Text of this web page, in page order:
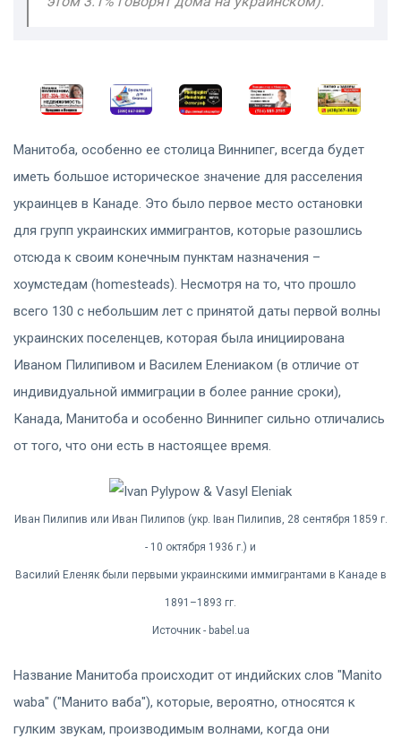
Манитоба, особенно ее столица Виннипег, всегда будет
иметь большое историческое значение для расселения
украинцев в Канаде. Это было первое место остановки
для групп украинских иммигрантов, которые разошлись
отсюда к своим конечным пунктам назначения –
хоумстедам (homesteads). Несмотря на то, что прошло
всего 130 c небольшим лет c принятой даты первой волны
украинских поселенцев, которая была инициирована
Иваном Пилипивом и Василем Елениаком (в отличие от
индивидуальной иммиграции в более ранние сроки),
Канада, Манитоба и особенно Виннипег сильно отличались
от того, что они есть в настоящее время.
Иван Пилипив или Иван Пилипов (укр. Іван Пилипив, 28 сентября 1859 г.
- 10 октября 1936 г.) и
Василий Еленяк были первыми украинскими иммигрантами в Канаде в
1891–1893 гг.
Источник - babel.ua
Название Манитоба происходит от индийских слов "Manito
waba" ("Манито ваба"), которые, вероятно, относятся к
гулким звукам, производимым волнами, когда они